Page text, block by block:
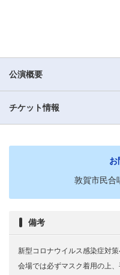
公演概要
チケット情報
お
敦賀市民合
備考
新型コロナウイルス感染症対
会場では必ずマスク着用の上